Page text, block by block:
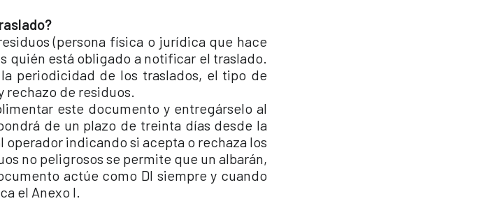
(persona física o jurídica que hace
quién está obligado a notificar el traslado.
periodicidad de los traslados, el tipo de
rechazo de residuos.
este documento y entregárselo al
de un plazo de treinta días desde la
indicando si acepta o rechaza los
no peligrosos se permite que un albarán,
actúe como DI siempre y cuando
el Anexo I.